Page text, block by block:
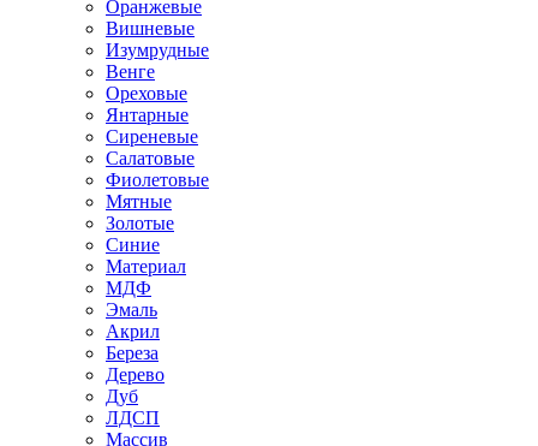
Оранжевые
Вишневые
Изумрудные
Венге
Ореховые
Янтарные
Сиреневые
Салатовые
Фиолетовые
Мятные
Золотые
Синие
Материал
МДФ
Эмаль
Акрил
Береза
Дерево
Дуб
ЛДСП
Массив